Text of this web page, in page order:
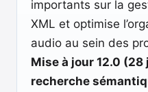
importants sur la
XML et optimise
audio au sein des
Mise à jour 12.0
recherche